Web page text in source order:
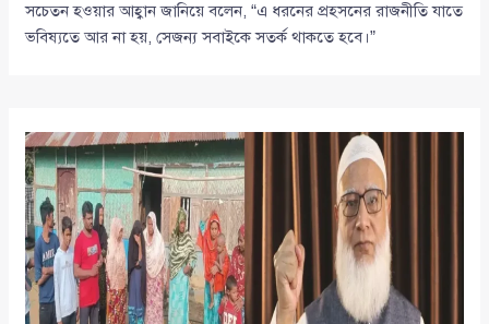
সচেতন হওয়ার আহ্বান জানিয়ে বলেন, “এ ধরনের প্রহসনের রাজনীতি যাতে
ভবিষ্যতে আর না হয়, সেজন্য সবাইকে সতর্ক থাকতে হবে।”